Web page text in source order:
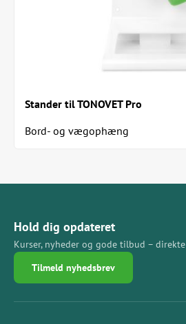
Stander til TONOVET Pro
Bord- og vægophæng
Hold dig opdateret
Kurser, nyheder og gode tilbud –
Tilmeld nyhedsbrev